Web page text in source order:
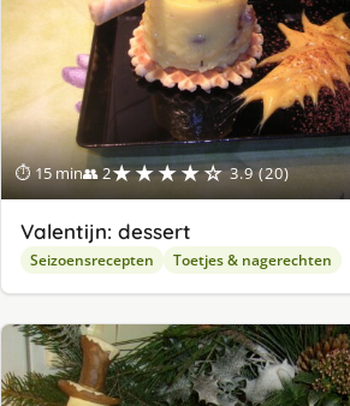
⏱ 15 min👥 2★★★★☆ 3.9 (20)
Valentijn: dessert
Seizoensrecepten Toetjes & nagerechten